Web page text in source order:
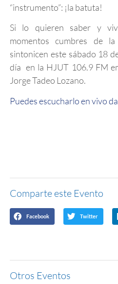
“instrumento”: ¡la batuta!
Si lo quieren saber y
momentos cumbres de
sintonicen este sábado 18
día en la HJUT 106.9 FM
Jorge Tadeo Lozano.
Puedes escucharlo en vivo
Comparte este Evento
Facebook Twitter
Otros Eventos